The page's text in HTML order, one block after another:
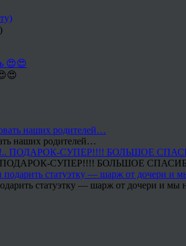
наших родителей…
СУПЕР!!!! БОЛЬШОЕ
статуэтку — шарж от дочери и мы